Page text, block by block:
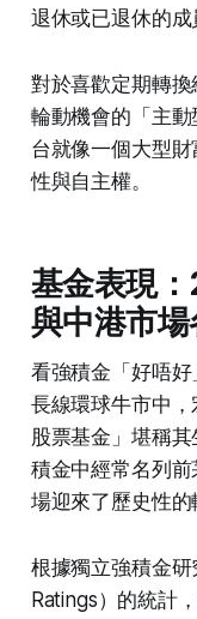
退休或已退休的成
對於喜歡定期轉
輪動機會的「主
台就像一個大型
性與自主權。
基金表現
與中港市
看強積金「好唔
長線環球牛市中
股票基金」堪稱
積金中經常名列
場迎來了歷史性的
根據獨立強積金
Ratings）的統計，